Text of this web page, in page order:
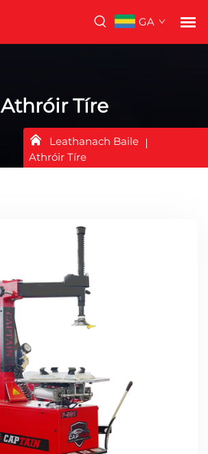
GA
Athróir Tíre
Leathanach Baile
Athróir Tíre